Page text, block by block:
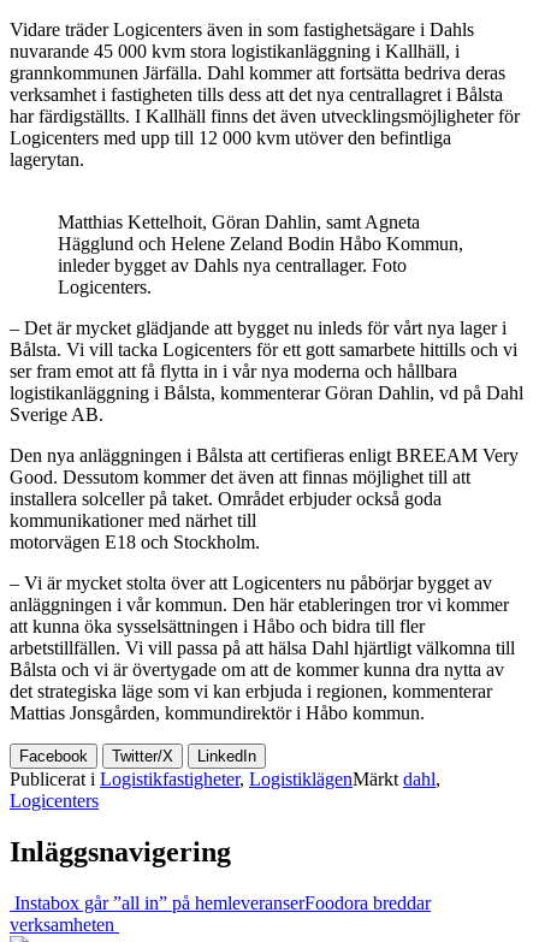
Vidare träder Logicenters även in som fastighetsägare i Dahls
nuvarande 45 000 kvm stora logistikanläggning i Kallhäll, i
grannkommunen Järfälla. Dahl kommer att fortsätta bedriva deras
verksamhet i fastigheten tills dess att det nya centrallagret i Bålsta
har färdigställts. I Kallhäll finns det även utvecklingsmöjligheter för
Logicenters med upp till 12 000 kvm utöver den befintliga
lagerytan.
Matthias Kettelhoit, Göran Dahlin, samt Agneta
Hägglund och Helene Zeland Bodin Håbo Kommun,
inleder bygget av Dahls nya centrallager. Foto
Logicenters.
– Det är mycket glädjande att bygget nu inleds för vårt nya lager i
Bålsta. Vi vill tacka Logicenters för ett gott samarbete hittills och vi
ser fram emot att få flytta in i vår nya moderna och hållbara
logistikanläggning i Bålsta, kommenterar Göran Dahlin, vd på Dahl
Sverige AB.
Den nya anläggningen i Bålsta att certifieras enligt BREEAM Very
Good. Dessutom kommer det även att finnas möjlighet till att
installera solceller på taket. Området erbjuder också goda
kommunikationer med närhet till
motorvägen E18 och Stockholm.
– Vi är mycket stolta över att Logicenters nu påbörjar bygget av
anläggningen i vår kommun. Den här etableringen tror vi kommer
att kunna öka sysselsättningen i Håbo och bidra till fler
arbetstillfällen. Vi vill passa på att hälsa Dahl hjärtligt välkomna till
Bålsta och vi är övertygade om att de kommer kunna dra nytta av
det strategiska läge som vi kan erbjuda i regionen, kommenterar
Mattias Jonsgården, kommundirektör i Håbo kommun.
Facebook Twitter/X LinkedIn
Publicerat i Logistikfastigheter, LogistiklägenMärkt dahl,
Logicenters
Inläggsnavigering
Instabox går ”all in” på hemleveranserFoodora breddar
verksamheten